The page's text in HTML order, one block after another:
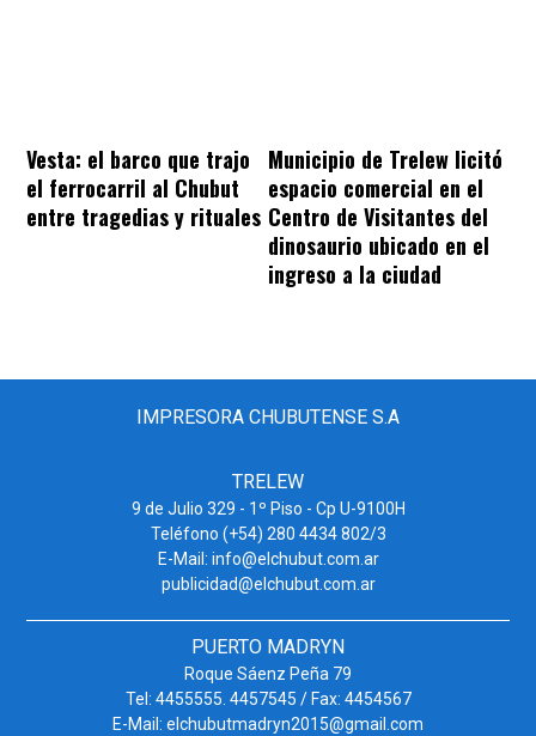
Vesta: el barco que trajo
el ferrocarril al Chubut
entre tragedias y rituales
Municipio de Trelew licitó
espacio comercial en el
Centro de Visitantes del
dinosaurio ubicado en el
ingreso a la ciudad
IMPRESORA CHUBUTENSE S.A
TRELEW
9 de Julio 329 - 1º Piso - Cp U-9100H
Teléfono (+54) 280 4434 802/3
E-Mail: info@elchubut.com.ar
publicidad@elchubut.com.ar
PUERTO MADRYN
Roque Sáenz Peña 79
Tel: 4455555. 4457545 / Fax: 4454567
E-Mail: elchubutmadryn2015@gmail.com